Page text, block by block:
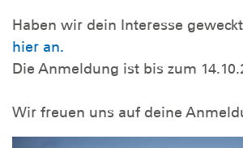
Haben wir dein Interesse
hier an.
Die Anmeldung ist bis zum
Wir freuen uns auf deine